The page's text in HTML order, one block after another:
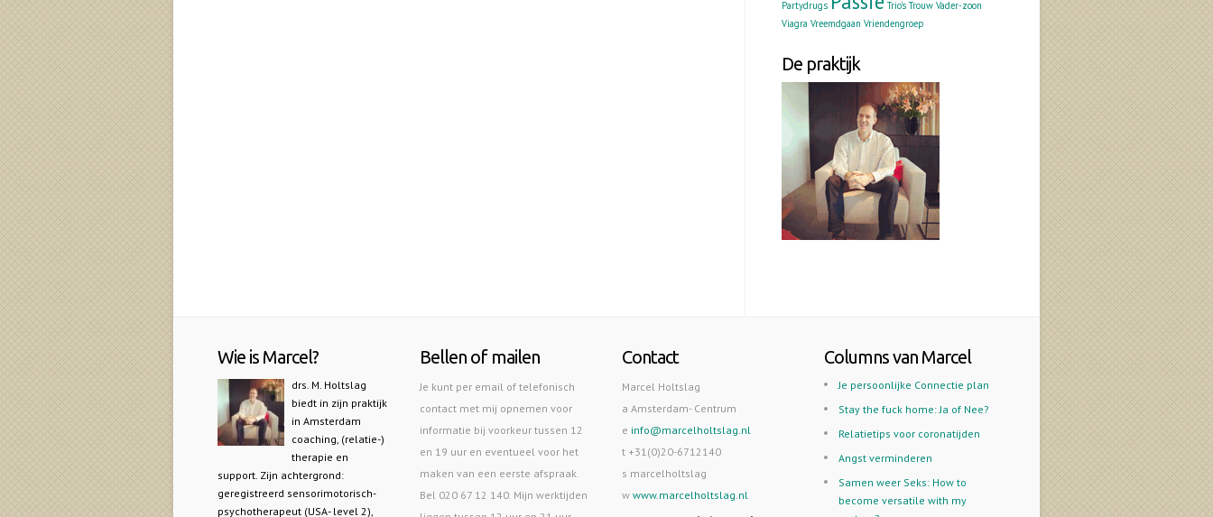
Partydrugs
Trio's Trouw Vader-zoon
Viagra Vreemdgaan Vriendengroep
De praktijk
Wie is Marcel?
drs. M. Holtslag
biedt in zijn praktijk
in Amsterdam
coaching, (relatie-)
therapie en
support. Zijn achtergrond:
geregistreerd sensorimotorisch-
psychotherapeut (USA- level 2),
Bellen of mailen
Je kunt per email of telefonisch
contact met mij opnemen voor
informatie bij voorkeur tussen 12
en 19 uur en eventueel voor het
maken van een eerste afspraak.
Bel 020 67 12 140. Mijn werktijden
Contact
Marcel Holtslag
a Amsterdam- Centrum
e info@marcelholtslag.nl
t +31(0)20-6712140
s marcelholtslag
w www.marcelholtslag.nl
Columns van Marcel
Je persoonlijke Connectie plan
Stay the fuck home: Ja of Nee?
Relatietips voor coronatijden
Angst verminderen
Samen weer Seks: How to
become versatile with my